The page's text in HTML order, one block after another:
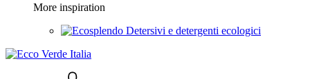
More inspiration
Detersivi e detergenti ecologici